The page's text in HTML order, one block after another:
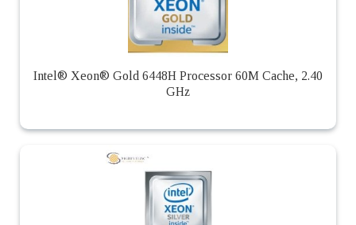
Intel® Xeon® Gold 6448H Processor 60M Cache, 2.40
GHz